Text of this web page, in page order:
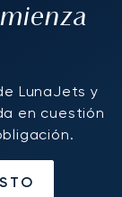
LunaJets y
en cuestión